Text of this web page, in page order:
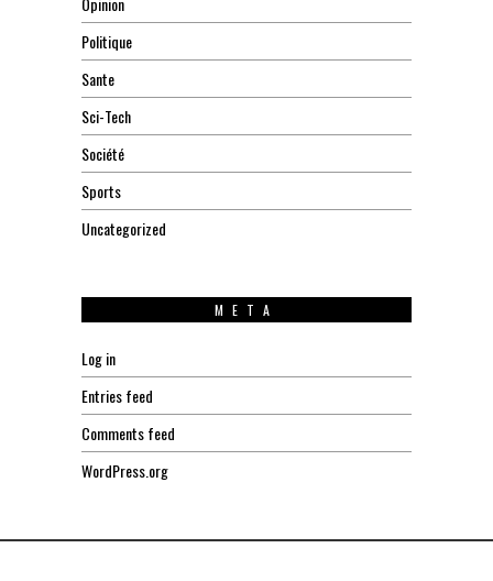
Politique
Sante
Sci-Tech
Société
Sports
Uncategorized
META
Log in
Entries feed
Comments feed
WordPress.org